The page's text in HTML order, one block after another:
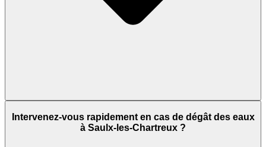
Intervenez-vous rapidement en cas de dégât des eaux
à Saulx-les-Chartreux ?